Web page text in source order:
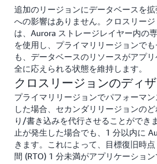
追加のリージョンにデータベースを
への影響はありません。クロスリー
は、Aurora ストレージレイヤー内の
を使用し、プライマリリージョンで
も、データベースのリソースがアプ
全に応えられる状態を維持します。
クロスリージョンのディ
プライマリリージョンでパフォーマ
した場合、セカンダリリージョンの
り/書き込みを代行させることができ
止が発生した場合でも、1 分以内に
きます。これによって、目標復旧時
間 (RTO) 1 分未満がアプリケーショ